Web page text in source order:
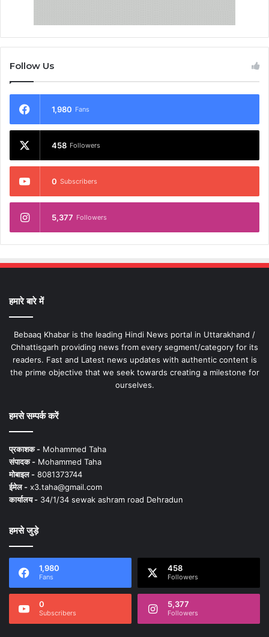
Follow Us
1,980 Fans
458 Followers
0 Subscribers
5,377 Followers
हमारे बारे में
Bebaaq Khabar is the leading Hindi News portal in Uttarakhand /
Chhattisgarh providing news from every segment/category for its
readers. Fast and Latest news updates with authentic content is
the prime objective that we seek towards creating a milestone for
ourselves.
हमसे सम्पर्क करें
प्रकाशक - Mohammed Taha
संपादक - Mohammed Taha
मोबाइल - 8081373744
ईमेल - x3.taha@gmail.com
कार्यालय - 34/1/34 sewak ashram road Dehradun
हमसे जुड़े
1,980
Fans
458
Followers
0
Subscribers
5,377
Followers